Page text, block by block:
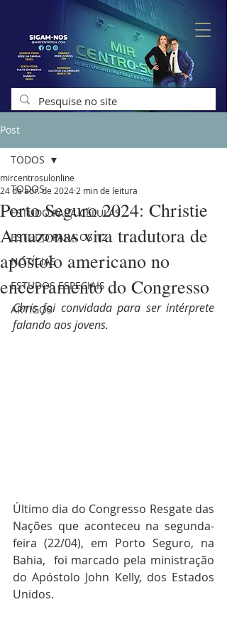
Post
TODOS
ESTUDO PARA CÉLULAS
ESTUDO PARA OS 12
NOTÍCIAS
ESTUDOS ESPECIAIS
ARTIGOS
TODOS
Porto Seguro 2024: Christie
Amazonas vira tradutora de
apóstolo americano no
encerramento do Congresso
mircentrosulonline
24 de abr. de 2024 2 min de leitura
Chris foi convidada para ser intérprete
falando aos jovens.
Último dia do Congresso Resgate das
Nações que aconteceu na segunda-
feira (22/04), em Porto Seguro, na
Bahia,  foi marcado pela ministração
do Apóstolo John Kelly, dos Estados
Unidos.